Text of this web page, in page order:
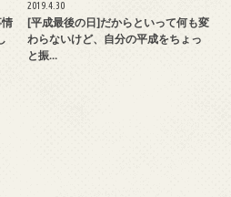
情
2019.4.30
[平成最後の日]だからといって何も変
わらないけど、自分の平成をちょっ
と振…